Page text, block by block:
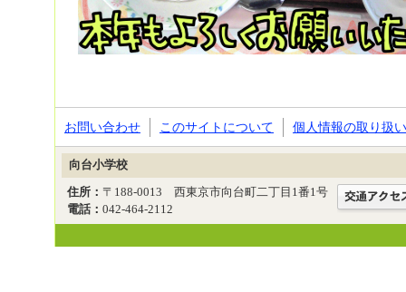
お問い合わせ このサイトについて 個人情報の取り扱い
向台小学校
住所： 〒188-0013 西東京市向台町二丁目1番1号
電話： 042-464-2112